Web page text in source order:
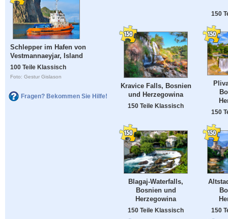
Schlepper im Hafen von
Vestmannaeyjar, Island
100 Teile Klassisch
Foto: Gestur Gislason
Fragen? Bekommen Sie Hilfe!
150
Kravice Falls, Bosnien
und Herzegowina
150 Teile Klassisch
150
Blagaj-Waterfalls,
Bosnien und
Herzegowina
150 Teile Klassisch 150